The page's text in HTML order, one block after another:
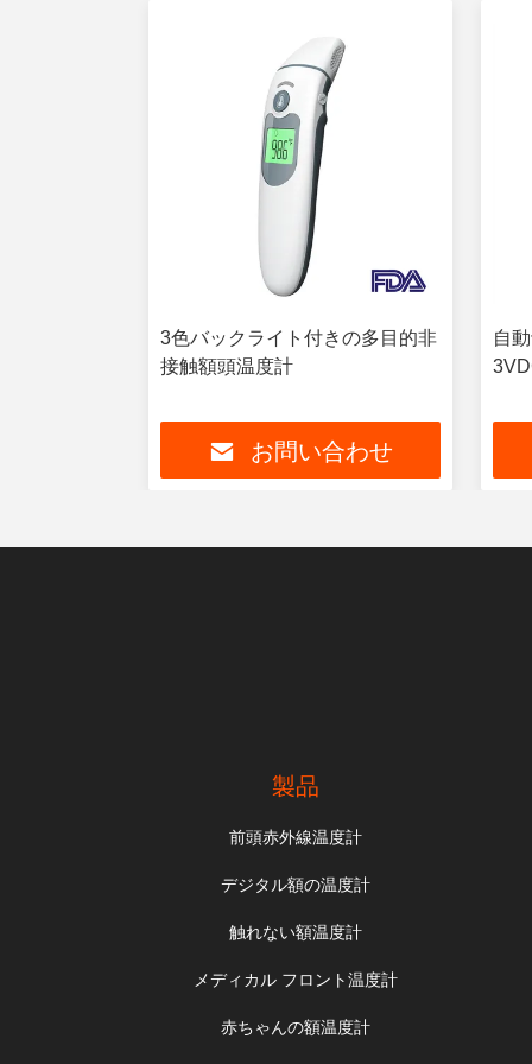
3色バックライト付きの多目的非
接触額頭温度計
お問い合わせ
自
製品
前頭赤外線温度計
デジタル額の温度計
触れない額温度計
メディカル フロント温度計
赤ちゃんの額温度計